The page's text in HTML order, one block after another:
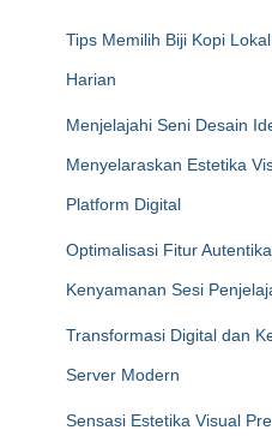
Tips Memilih Biji Kopi
Harian
Menjelajahi Seni Desain
Menyelaraskan Estetika
Platform Digital
Optimalisasi Fitur
Kenyamanan Sesi
Transformasi Digital dan
Server Modern
Sensasi Estetika Visual